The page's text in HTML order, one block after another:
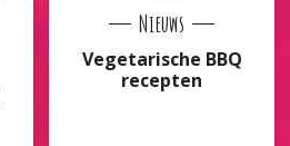
Nieuws
Vegetarische BBQ
recepten